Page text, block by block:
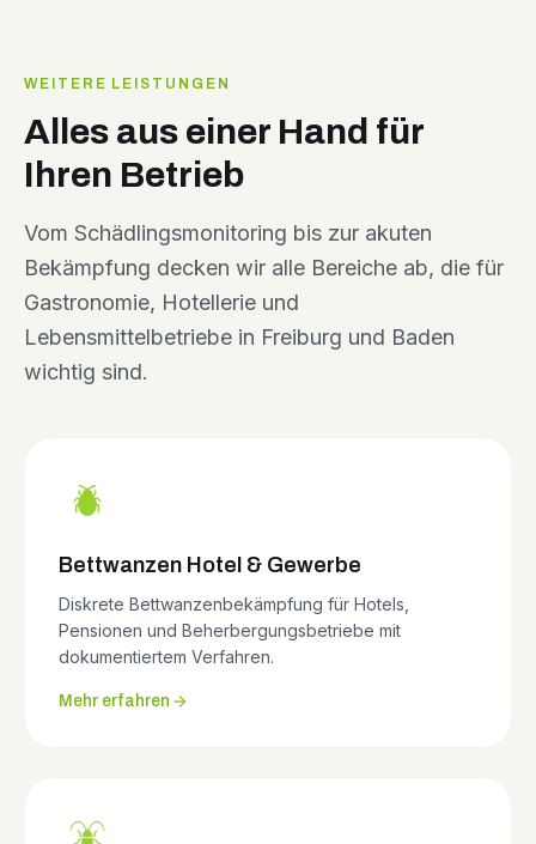
WEITERE LEISTUNGEN
Alles aus einer Hand für
Ihren Betrieb
Vom Schädlingsmonitoring bis zur akuten
Bekämpfung decken wir alle Bereiche ab, die für
Gastronomie, Hotellerie und
Lebensmittelbetriebe in Freiburg und Baden
wichtig sind.
Bettwanzen Hotel & Gewerbe
Diskrete Bettwanzenbekämpfung für Hotels,
Pensionen und Beherbergungsbetriebe mit
dokumentiertem Verfahren.
Mehr erfahren